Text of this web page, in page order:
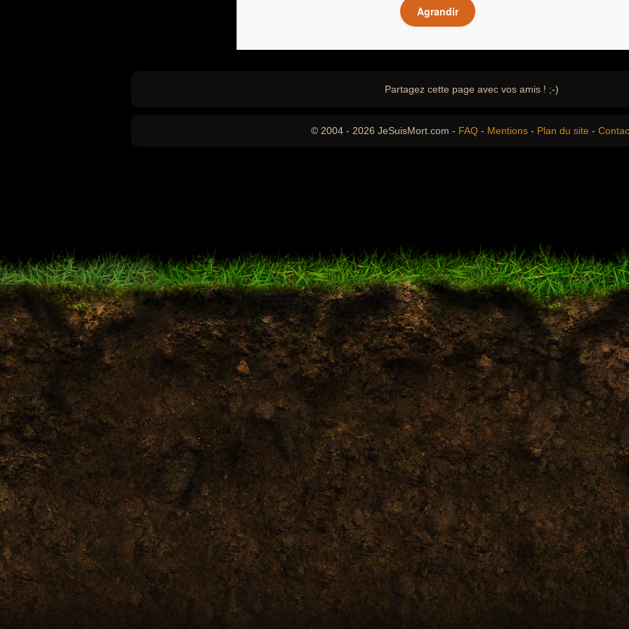
Agrandir
Partagez cette page avec vos amis ! ;-)
© 2004 - 2026 JeSuisMort.com - FAQ - Mentions - Plan du site -